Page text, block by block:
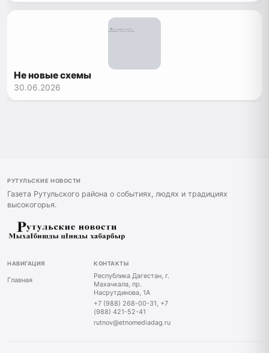
Не новые схемы
30.06.2026
РУТУЛЬСКИЕ НОВОСТИ
Газета Рутульского района о событиях, людях и традициях
высокогорья.
НАВИГАЦИЯ
Главная
КОНТАКТЫ
Республика Дагестан, г.
Махачкала, пр.
Насрутдинова, 1А
+7 (988) 268-00-31, +7
(988) 421-52-41
rutnov@etnomediadag.ru